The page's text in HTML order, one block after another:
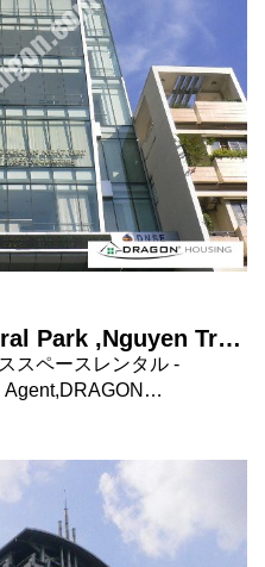
Park ,Nguyen Trai
トナム
ー
くにニューワールドホテル